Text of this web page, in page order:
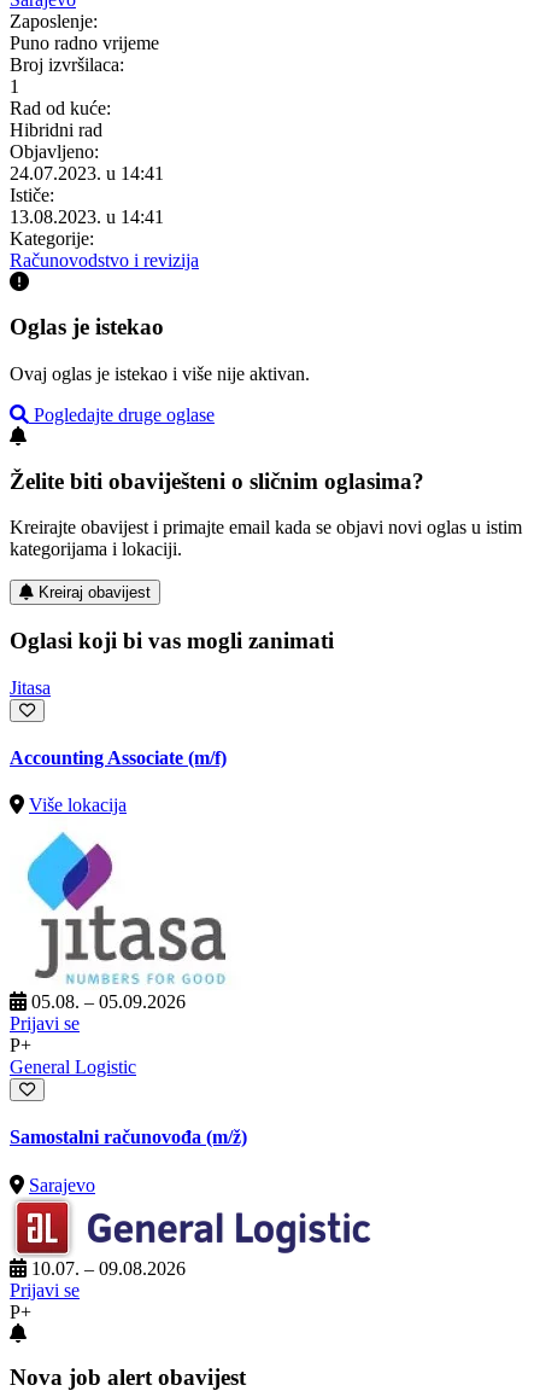
Zaposlenje:
Puno radno vrijeme
Broj izvršilaca:
1
Rad od kuće:
Hibridni rad
Objavljeno:
24.07.2023. u 14:41
Ističe:
13.08.2023. u 14:41
Kategorije:
Računovodstvo i revizija
Oglas je istekao
Ovaj oglas je istekao i više nije aktivan.
Pogledajte druge oglase
Želite biti obaviješteni o sličnim oglasima?
Kreirajte obavijest i primajte email kada se objavi novi oglas u istim
kategorijama i lokaciji.
Kreiraj obavijest
Oglasi koji bi vas mogli zanimati
Jitasa
Accounting Associate (m/f)
Više lokacija
05.08. – 05.09.2026
Prijavi se
P+
General Logistic
Samostalni računovođa (m/ž)
Sarajevo
10.07. – 09.08.2026
Prijavi se
P+
Nova job alert obavijest